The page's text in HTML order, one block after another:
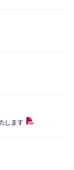
します